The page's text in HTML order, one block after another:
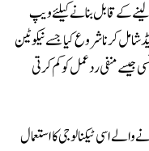
کے قابل بنانے کیلئے ویپ
2015 میں نیکوٹین ایسیڈ شامل کرنا شروع کیا جسے نیکوٹین
جیسے منفی ردعمل کو کم کرتی
اسی ٹیکنالوجی کا استعمال